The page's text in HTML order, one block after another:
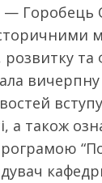
— Горобець
та
а також